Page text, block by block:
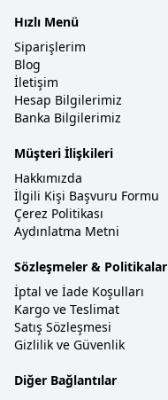
Hızlı Menü
Siparişlerim
Blog
İletişim
Hesap Bilgilerimiz
Banka Bilgilerimiz
Müşteri İlişkileri
Hakkımızda
İlgili Kişi Başvuru Formu
Çerez Politikası
Aydınlatma Metni
Sözleşmeler & Politikalar
İptal ve İade Koşulları
Kargo ve Teslimat
Satış Sözleşmesi
Gizlilik ve Güvenlik
Diğer Bağlantılar